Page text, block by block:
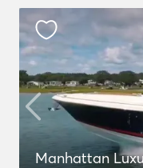
Manhattan